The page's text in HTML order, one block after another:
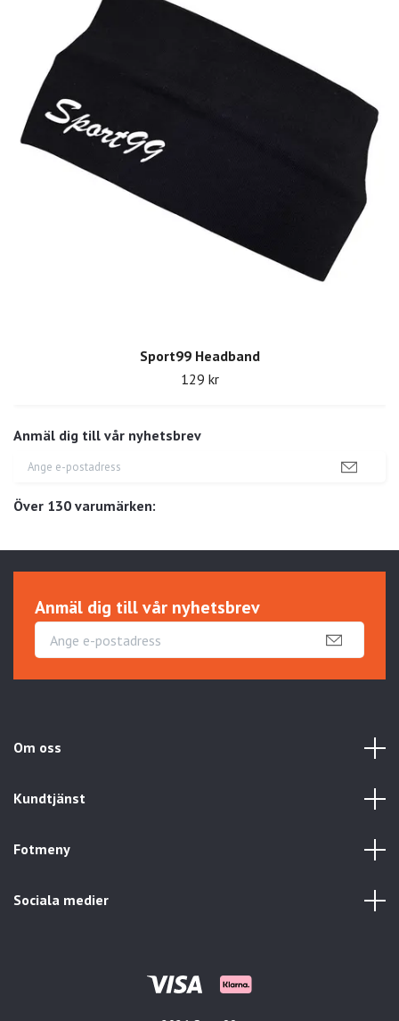
Anmäl dig till vår nyhetsbrev
Över 130 varumärken:
Sport99 Headband
129 kr
Anmäl dig till vår nyhetsbrev
Om oss
Kundtjänst
Fotmeny
Sociala medier